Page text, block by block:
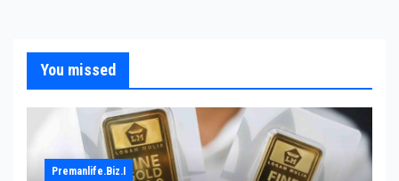
You missed
Premanlife.biz.i